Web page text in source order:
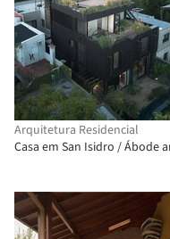
Arquitetura Residencial
Casa em San Isidro / Ábode